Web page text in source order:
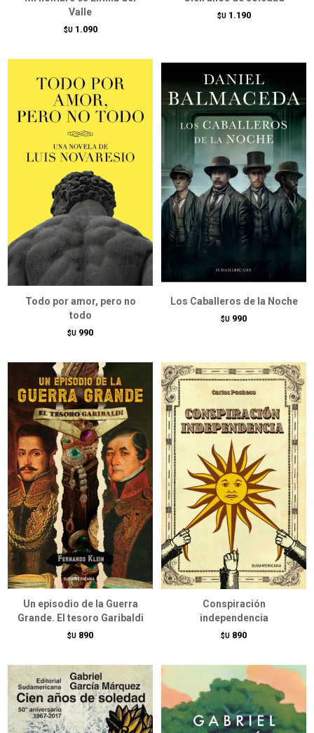
Valle
$U 1.090
$U 1.190
Todo por amor, pero no
todo
$U 990
Los Caballeros de la Noche
$U 990
Un episodio de la Guerra
Grande. El tesoro Garibaldi
$U 890
Conspiración
independencia
$U 890